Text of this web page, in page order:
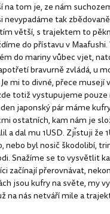
na tom je, ze nám
nevypadáme tak
větší, s trajektem to
do přístavu v
do mariny vůbec vjet,
bravurně zvládá, u
mi to divné, přece musejí
totiž vystupujeme
japonský pár máme
ostatních, kam nám je
a dal mu 1USD. Zjǐstuji že
nebo byl nosič škodolibí,
Snažíme se to vysvětlit
začínají přerovnávat,
jsou kufry na světe, my
na nás netváří mile a